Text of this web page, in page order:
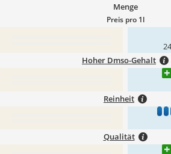
Menge
Preis pro 1l
Hoher Dmso-Gehalt
Reinheit
1 2
Qualität